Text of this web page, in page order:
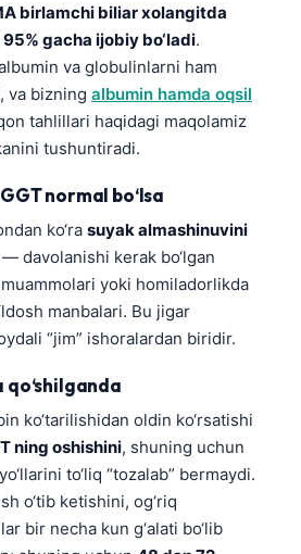
birlamchi biliar xolangitda
gacha ijobiy bo‘ladi.
va globulinlarni ham
va bizning albumin hamda oqsil
tahlillari haqidagi maqolamiz
tushuntiradi.
normal bo‘lsa
ko‘ra suyak almashinuvini
— davolanishi kerak bo‘lgan
yoki homiladorlikda
manbalari. Bu jigar
“jim” ishoralardan biridir.
ko‘tarilishidan oldin ko‘rsatishi
ning oshishini, shuning uchun
to‘liq “tozalab” bermaydi.
o‘tib ketishini, og‘riq
bir necha kun g‘alati bo‘lib